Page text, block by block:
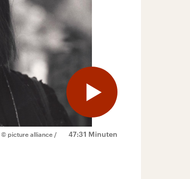
47:31 Minuten
© picture alliance /